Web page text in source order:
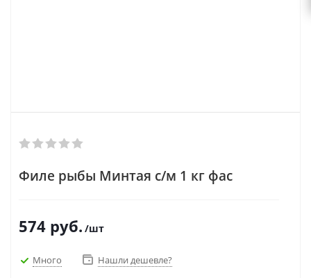
Филе рыбы Минтая с/м 1 кг фас
574 руб. /шт
Много Нашли дешевле?